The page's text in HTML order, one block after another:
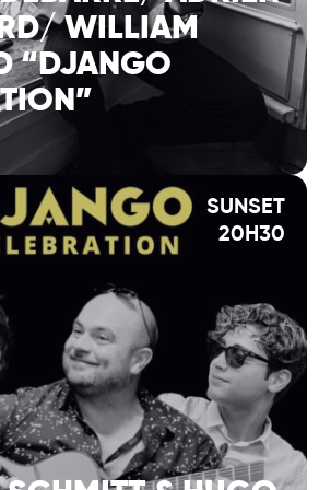
WILLIAM
“DJANGO
SUNSET
20H30